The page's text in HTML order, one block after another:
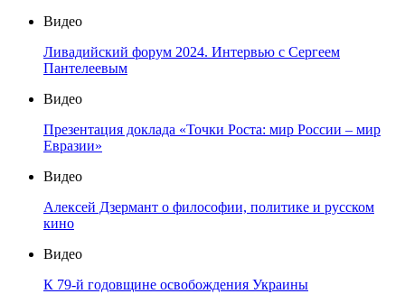
Видео
Ливадийский форум 2024. Интервью с Сергеем
Пантелеевым
Видео
Презентация доклада «Точки Роста: мир России – мир
Евразии»
Видео
Алексей Дзермант о философии, политике и русском
кино
Видео
К 79-й годовщине освобождения Украины